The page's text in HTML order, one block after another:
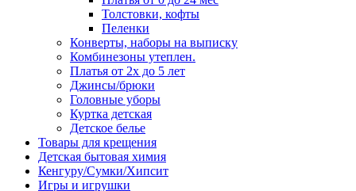
Толстовки, кофты
Пеленки
Конверты, наборы на выписку
Комбинезоны утеплен.
Платья от 2х до 5 лет
Джинсы/брюки
Головные уборы
Куртка детская
Детское белье
Товары для крещения
Детская бытовая химия
Кенгуру/Сумки/Хипсит
Игры и игрушки